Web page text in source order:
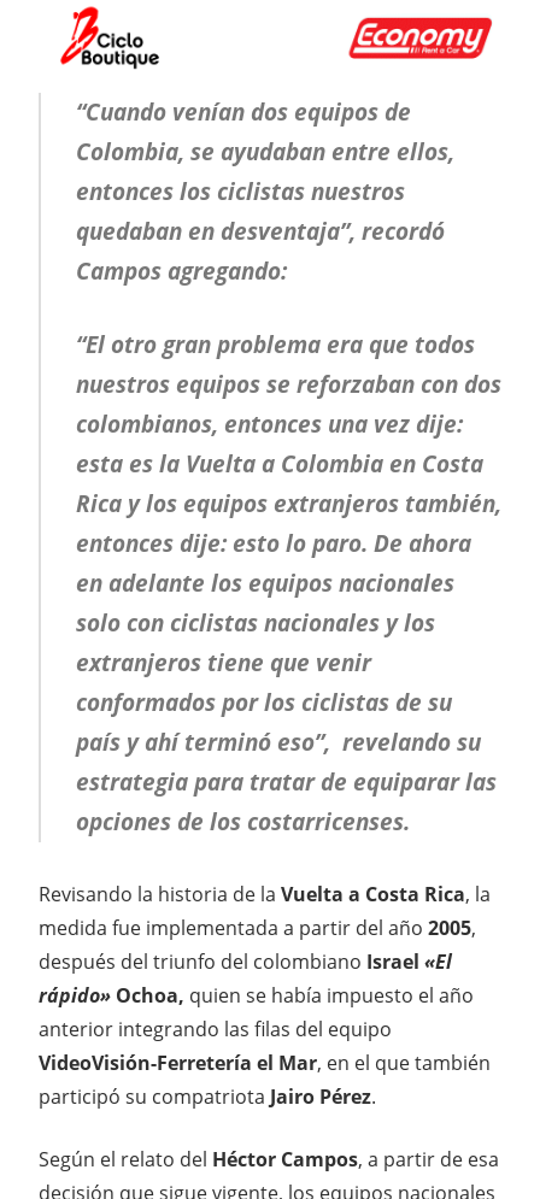
“Cuando venían dos equipos de
Colombia, se ayudaban entre ellos,
entonces los ciclistas nuestros
quedaban en desventaja”, recordó
Campos agregando:
“El otro gran problema era que todos
nuestros equipos se reforzaban con dos
colombianos, entonces una vez dije:
esta es la Vuelta a Colombia en Costa
Rica y los equipos extranjeros también,
entonces dije: esto lo paro. De ahora
en adelante los equipos nacionales
solo con ciclistas nacionales y los
extranjeros tiene que venir
conformados por los ciclistas de su
país y ahí terminó eso”, revelando su
estrategia para tratar de equiparar las
opciones de los costarricenses.
Revisando la historia de la Vuelta a Costa Rica, la
medida fue implementada a partir del año 2005,
después del triunfo del colombiano Israel «El
rápido» Ochoa, quien se había impuesto el año
anterior integrando las filas del equipo
VideoVisión-Ferretería el Mar, en el que también
participó su compatriota Jairo Pérez.
Según el relato del Héctor Campos, a partir de esa
decisión que sigue vigente, los equipos nacionales